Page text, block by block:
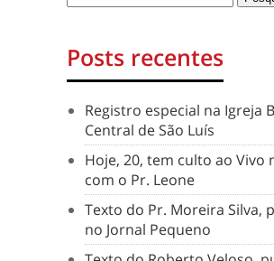
Posts recentes
Registro especial na Igreja
Central de São Luís
Hoje, 20, tem culto ao Vivo
com o Pr. Leone
Texto do Pr. Moreira Silva,
no Jornal Pequeno